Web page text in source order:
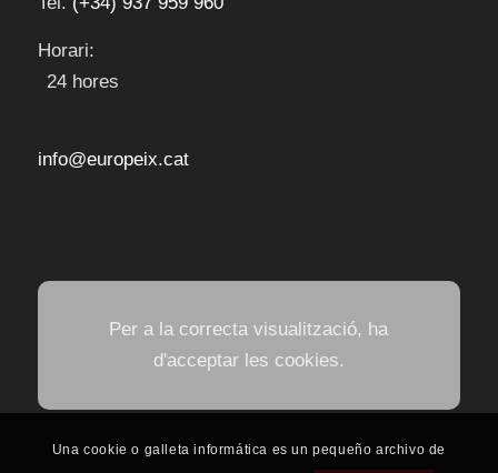
Horari:
24 hores
info@europeix.cat
Per a la correcta visualització, ha
d'acceptar les cookies.
Una cookie o galleta informática es un pequeño archivo de